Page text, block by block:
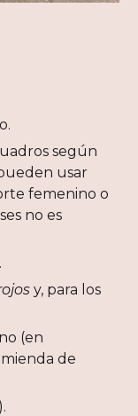
según
usar
femenino o
no es
y, para los
(en
de